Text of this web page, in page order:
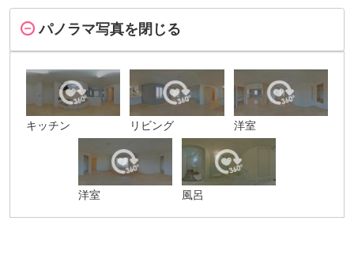
パノラマ写真を閉じる
キッチン リビング 洋室
洋室 風呂